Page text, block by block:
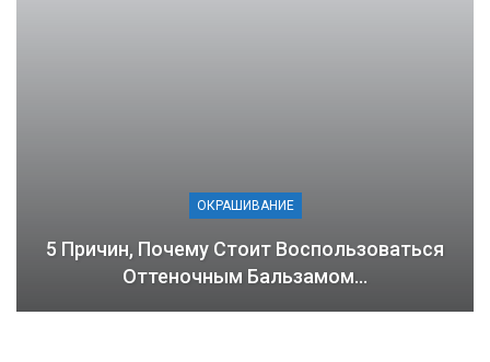
ОКРАШИВАНИЕ
5 Причин, Почему Стоит Воспользоваться
Оттеночным Бальзамом…